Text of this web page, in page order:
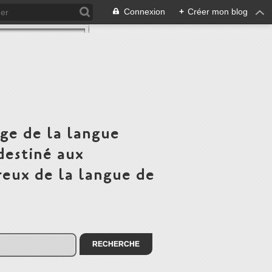
Connexion + Créer mon blog
de la langue
aux
de la langue de